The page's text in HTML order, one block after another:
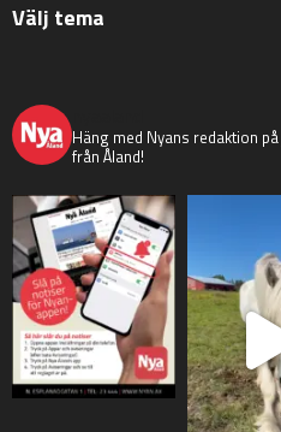
Välj tema
Häng med Nyans redaktion
från Åland!